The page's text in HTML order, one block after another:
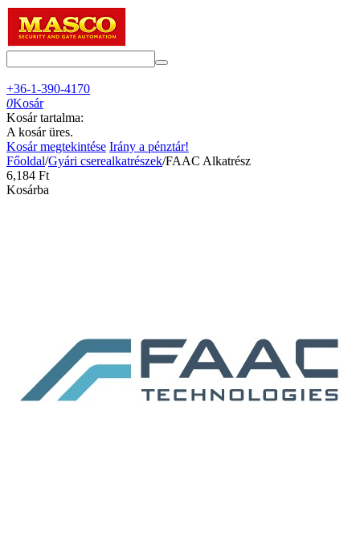
+36-1-390-4170
0Kosár
Kosár tartalma:
A kosár üres.
Kosár megtekintése Irány a pénztár!
Főoldal/Gyári cserealkatrészek/FAAC Alkatrész
6,184 Ft
Kosárba